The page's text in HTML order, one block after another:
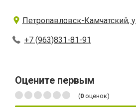
Петропавловск-Камчатский,
+7 (963)831-81-91
Оцените первым
(0 оценок)